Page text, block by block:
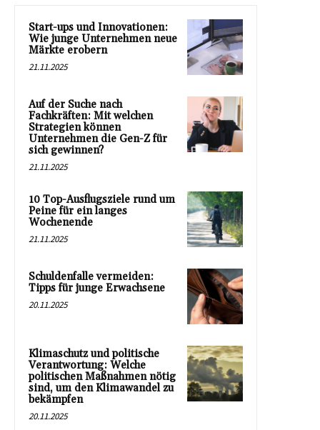
Start-ups und Innovationen:
Wie junge Unternehmen neue
Märkte erobern
21.11.2025
Auf der Suche nach
Fachkräften: Mit welchen
Strategien können
Unternehmen die Gen-Z für
sich gewinnen?
21.11.2025
10 Top-Ausflugsziele rund um
Peine für ein langes
Wochenende
21.11.2025
Schuldenfalle vermeiden:
Tipps für junge Erwachsene
20.11.2025
Klimaschutz und politische
Verantwortung: Welche
politischen Maßnahmen nötig
sind, um den Klimawandel zu
bekämpfen
20.11.2025